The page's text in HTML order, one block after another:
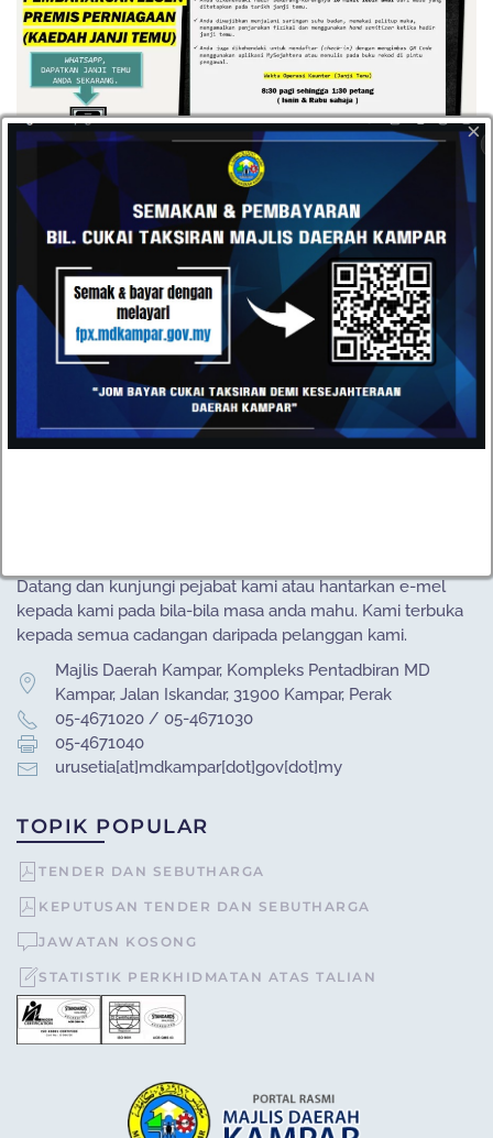
Datang dan kunjungi pejabat kami atau hantarkan e-mel
kepada kami pada bila-bila masa anda mahu. Kami terbuka
kepada semua cadangan daripada pelanggan kami.
Majlis Daerah Kampar, Kompleks Pentadbiran MD
Kampar, Jalan Iskandar, 31900 Kampar, Perak
05-4671020 / 05-4671030
05-4671040
urusetia[at]mdkampar[dot]gov[dot]my
TOPIK POPULAR
TENDER DAN SEBUTHARGA
KEPUTUSAN TENDER DAN SEBUTHARGA
JAWATAN KOSONG
STATISTIK PERKHIDMATAN ATAS TALIAN
×